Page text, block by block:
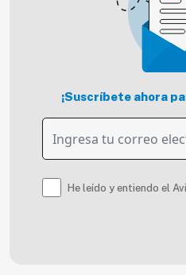
¡Suscríbete ahora
He leído y entiendo el